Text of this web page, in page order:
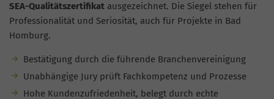
SEA-Qualitätszertifikat ausgezeichnet. Die Siegel stehen für
Professionalität und Seriosität, auch für Projekte in Bad
Homburg.
Bestätigung durch die führende Branchenvereinigung
Unabhängige Jury prüft Fachkompetenz und Prozesse
Hohe Kundenzufriedenheit, belegt durch echte